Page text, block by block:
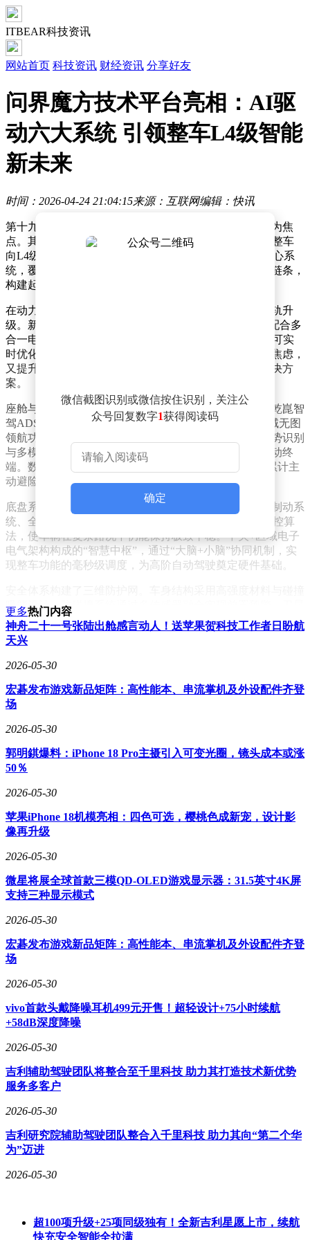
ITBEAR科技资讯
网站首页 科技资讯 财经资讯 分享好友
问界魔方技术平台亮相：AI驱
动六大系统 引领整车L4级智能
新未来
时间：2026-04-24 21:04:15来源：互联网编辑：快讯
第十九届北京国际车展上，问界汽车以一场技术盛宴成为焦
点。其发布的魔方技术平台以AI为核心驱动力，标志着整车
向L4级具身智能迈出关键一步。这一平台整合了六大核心系
统，覆盖动力、座舱、底盘、中枢控制、安全及服务全链条，
构建起智能汽车的新生态。
在动力系统领域，魔方平台实现了纯电与增程技术的双轨升
级。新一代超级增程系统提供1.5T与2.0T双动力选择，配合多
合一电驱系统的迭代，配合AI云控智慧能量管理系统，可实
时优化能耗分配。这种多能源协同方案，既解决了续航焦虑，
又提升了能源利用效率，为不同使用场景提供了灵活解决方
案。
座舱与驾驶系统的深度融合成为另一大亮点。搭载华为乾崑智
驾ADS 5与鸿蒙座舱HarmonySpace 6的组合，实现了全域无图
领航功能。小艺智能体作为交互中枢，将语音控制、手势识别
与多模态感知无缝衔接，使车内空间成为真正的智能移动终
端。数据显示，问界用户辅助驾驶使用率高达97.7%，累计主
动避险次数突破332万次，印证了技术落地的实效性。
底盘系统的革新体现在毫秒级响应能力上。线控转向与制动系
统、全主动液压悬架的加入，配合XYZ三轴深度融合智控算
法，使车辆在复杂路况下仍能保持极致平稳。中央+区域电子
电气架构构成的“智慧中枢”，通过“大脑+小脑”协同机制，实
现整车功能的毫秒级调度，为高阶自动驾驶奠定硬件基础。
吸能设计，防碰撞系统通过多传感器融合实现前置预警，卫星
通信与V2V车路协同技术则拓展了应急响应边界。这种全场景
立体防护机制，使车辆在主动、被动及网络信息安全层面均达
到行业领先水平。
时监测车辆状态，预测式主动服务能提前识别潜在故障，AI
云智检功能则通过大数据分析优化保养周期。这些服务通过魔
辆都符合严苛品质标准。
自2021年品牌发布以来，问界用46个月完成百万辆下线，形成
覆盖M5至M9五大高端SUV的产品矩阵。其用户群体中，70%
的行驶里程依赖纯电驱动，折射出新能源市场的真实需求。随
以“高安全、高可靠、高性能、高品质、高价值”的造车哲学，
重新定义豪华智能汽车的标准。
微信截图识别或微信按住识别，关注公
众号回复数字1获得阅读码
确定
更多热门内容
神舟二十一号张陆出舱感言动人！送苹果贺科技工作者日盼航
天兴
2026-05-30
宏碁发布游戏新品矩阵：高性能本、串流掌机及外设配件齐登
场
2026-05-30
郭明錤爆料：iPhone 18 Pro主摄引入可变光圈，镜头成本或涨
50％
2026-05-30
苹果iPhone 18机模亮相：四色可选，樱桃色成新宠，设计影
像再升级
2026-05-30
微星将展全球首款三模QD-OLED游戏显示器：31.5英寸4K屏
支持三种显示模式
2026-05-30
宏碁发布游戏新品矩阵：高性能本、串流掌机及外设配件齐登
场
2026-05-30
vivo首款头戴降噪耳机499元开售！超轻设计+75小时续航
+58dB深度降噪
2026-05-30
吉利辅助驾驶团队将整合至千里科技 助力其打造技术新优势
服务多客户
2026-05-30
吉利研究院辅助驾驶团队整合入千里科技 助力其向“第二个华
为”迈进
2026-05-30
超100项升级+25项同级独有！全新吉利星愿上市，续航
快充安全智能全拉满